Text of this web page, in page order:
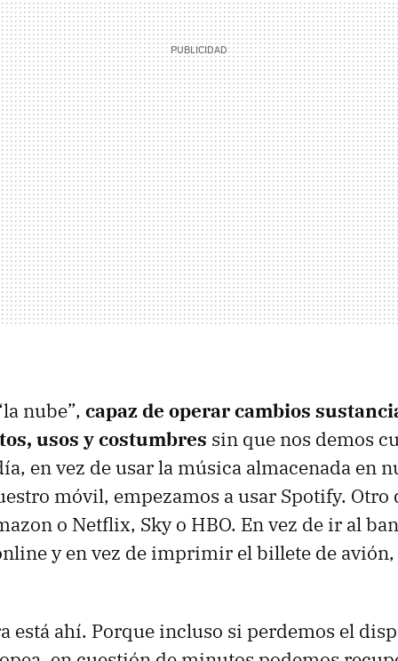
nube”, capaz de operar cambios
usos y costumbres sin que nos demos
en vez de usar la música almacenada en
móvil, empezamos a usar Spotify. Otro
o Netflix, Sky o HBO. En vez de ir al
y en vez de imprimir el billete de
está ahí. Porque incluso si perdemos el